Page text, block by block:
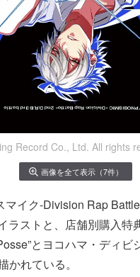
Record Co., Ltd. All rights
画像を全て表示（7件）
イク-Division Rap
ラストと、店舗別購入特
とヨコハマ・ディビ
れている。